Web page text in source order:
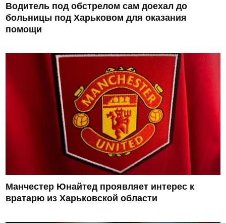
Водитель под обстрелом сам доехал до
больницы под Харьковом для оказания
помощи
Манчестер Юнайтед проявляет интерес к
вратарю из Харьковской области